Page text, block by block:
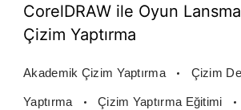
CorelDRAW ile Oyun
Çizim Yaptırma
Akademik Çizim Yaptırma Çizim
Yaptırma Çizim Yaptırma Eğitimi